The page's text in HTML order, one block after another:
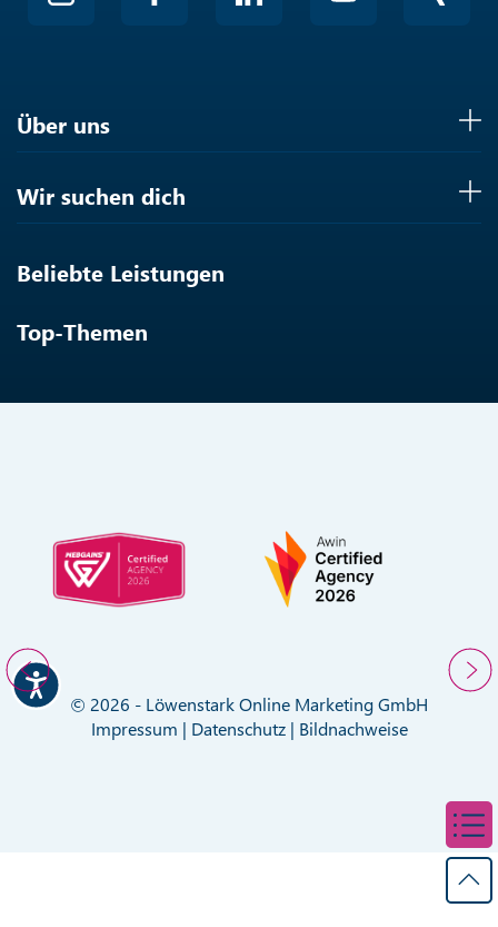
Über uns
Wir suchen dich
Beliebte Leistungen
Top-Themen
© 2026 - Löwenstark Online Marketing GmbH
Impressum | Datenschutz| Bildnachweise